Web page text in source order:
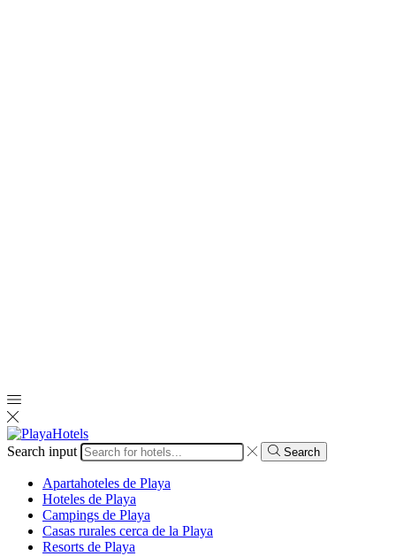
Search input Search
Apartahoteles de Playa
Hoteles de Playa
Campings de Playa
Casas rurales cerca de la Playa
Resorts de Playa